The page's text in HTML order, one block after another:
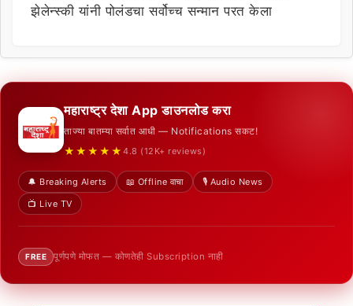
झेलेन्स्की यांनी पोलंडचा सर्वोच्च सन्मान परत केला
महाराष्ट्र देशा App डाउनलोड करा
ताज्या बातम्या सर्वात आधी — Notifications सकट!
★★★★★ 4.8 (12K+ reviews)
🔔 Breaking Alerts 📖 Offline वाचा
🎙️ Audio News
📺 Live TV
FREE पूर्णपणे मोफत — कोणतेही Subscription नाही